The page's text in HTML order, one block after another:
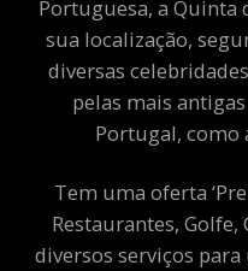
Portuguesa, a Quinta
sua localização,
diversas
pelas mais
Portugal, como
Tem uma oferta
Restaurantes, Golfe,
diversos serviços